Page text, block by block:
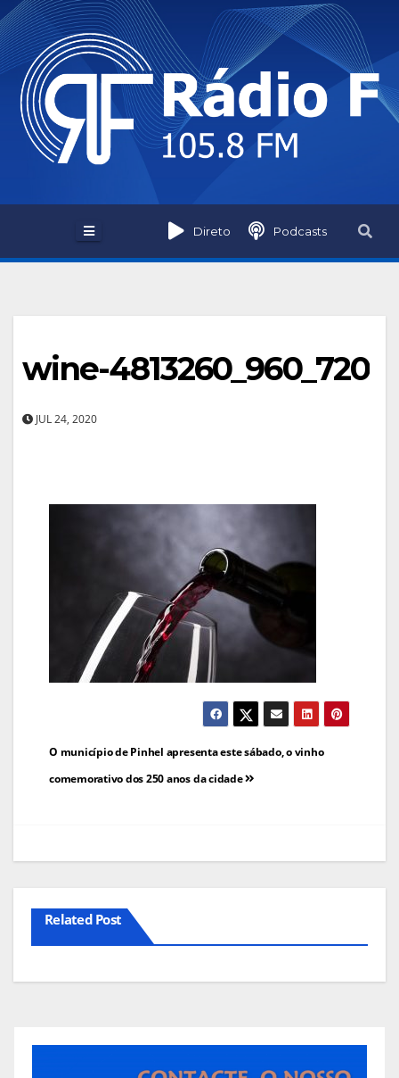
Skip
to
content
Direto Podcasts
wine-4813260_960_720
JUL 24, 2020
Navegação
de
O município de Pinhel apresenta este sábado, o vinho
comemorativo dos 250 anos da cidade
Related Post